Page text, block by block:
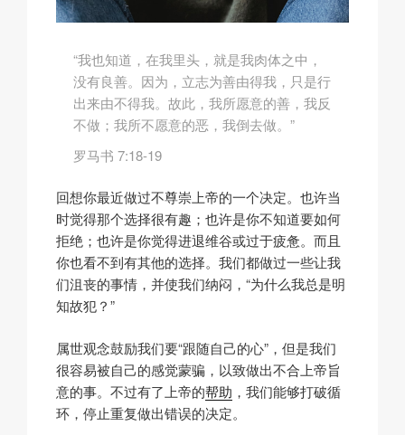
“我也知道，在我里头，就是我肉体之中，
没有良善。因为，立志为善由得我，只是行
出来由不得我。故此，我所愿意的善，我反
不做；我所不愿意的恶，我倒去做。”
罗马书 7:18-19
回想你最近做过不尊崇上帝的一个决定。也许当
时觉得那个选择很有趣；也许是你不知道要如何
拒绝；也许是你觉得进退维谷或过于疲惫。而且
你也看不到有其他的选择。我们都做过一些让我
们沮丧的事情，并使我们纳闷，“为什么我总是明
知故犯？”
属世观念鼓励我们要“跟随自己的心”，但是我们
很容易被自己的感觉蒙骗，以致做出不合上帝旨
意的事。不过有了上帝的帮助 ，我们能够打破循
环，停止重复做出错误的决定。